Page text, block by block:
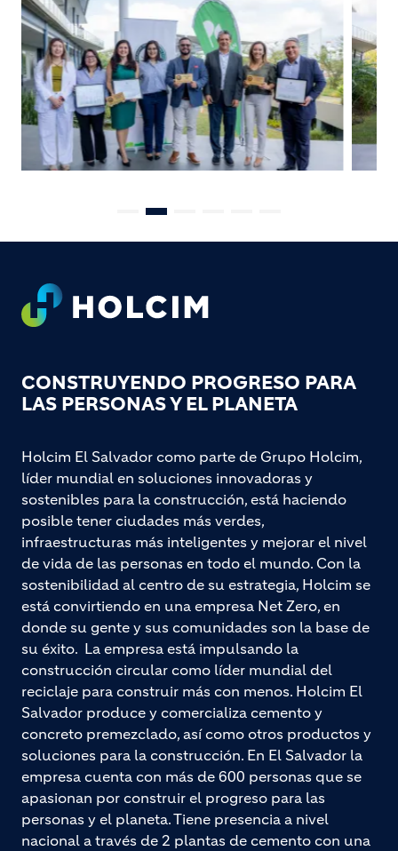
Footer
CONSTRUYENDO PROGRESO PARA
LAS PERSONAS Y EL PLANETA
Holcim El Salvador como parte de Grupo Holcim,
líder mundial en soluciones innovadoras y
sostenibles para la construcción, está haciendo
posible tener ciudades más verdes,
infraestructuras más inteligentes y mejorar el nivel
de vida de las personas en todo el mundo. Con la
sostenibilidad al centro de su estrategia, Holcim se
está convirtiendo en una empresa Net Zero, en
donde su gente y sus comunidades son la base de
su éxito. La empresa está impulsando la
construcción circular como líder mundial del
reciclaje para construir más con menos. Holcim El
Salvador produce y comercializa cemento y
concreto premezclado, así como otros productos y
soluciones para la construcción. En El Salvador la
empresa cuenta con más de 600 personas que se
apasionan por construir el progreso para las
personas y el planeta. Tiene presencia a nivel
nacional a través de 2 plantas de cemento con una